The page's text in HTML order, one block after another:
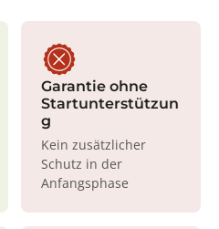
Garantie ohne
Startunterstützun
g
Kein zusätzlicher
Schutz in der
Anfangsphase